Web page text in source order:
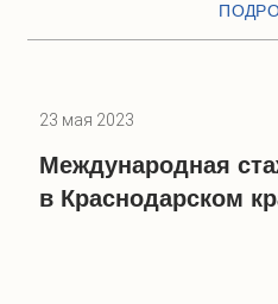
23 мая 2023
Международная
в Краснодарском